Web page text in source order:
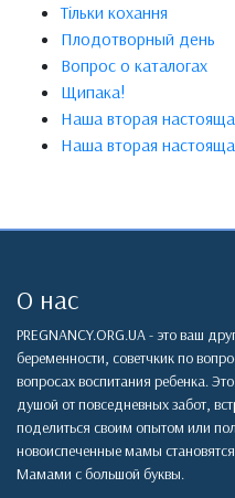
Тільки кохання
Плодотворный день
Вопрос о каталогах
Щипака!
Наша вторая
Наша вторая
О нас
PREGNANCY.ORG.UA - это ваш
беременности, советчкик по
вопросах воспитания ребенка.
душой от повседневных забот,
поделиться своим опытом или
новоиспеченные мамы
Мамами с большой буквы.